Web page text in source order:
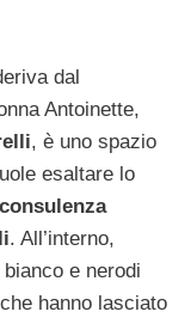
dal
Antoinette,
, è uno spazio
esaltare lo
consulenza
. All’interno,
e nerodi
hanno lasciato